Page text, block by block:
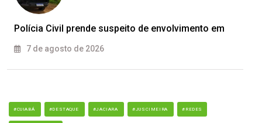
Polícia Civil prende suspeito de envolvimento em
7 de agosto de 2026
#CUIABÁ #DESTAQUE #JACIARA #JUSCIMEIRA #REDES